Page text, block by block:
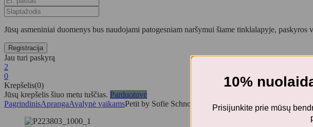
Jūsų asmeniniai duomenys bus naudojami patogesniam naršymui šiame tinklalapyje,
Jau turi paskyrą
2
0
Krepšelis(0)
Jūsų krepšelis šiuo metu tuščias. Parduotuvė
PagrindinisAprangaAvalynė vaikamsPetit by Sofie Schnoor vaikiški žieminiai guminiai batai –
10%
Prisijunkite prie mūsų